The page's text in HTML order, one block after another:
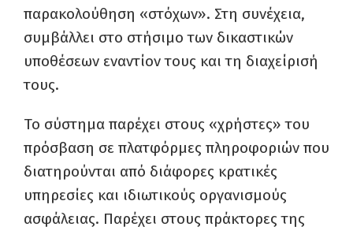
παρακολούθηση «στόχων». Στη συνέχεια,
συμβάλλει στο στήσιμο των δικαστικών
υποθέσεων εναντίον τους και τη διαχείρισή
τους.
Το σύστημα παρέχει στους «χρήστες» του
πρόσβαση σε πλατφόρμες πληροφοριών που
διατηρούνται από διάφορες κρατικές
υπηρεσίες και ιδιωτικούς οργανισμούς
ασφάλειας. Παρέχει στους πράκτορες της